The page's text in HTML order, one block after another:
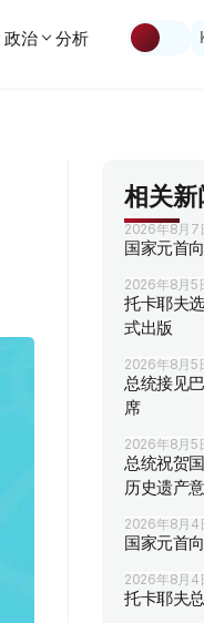
政治 分析
相关新
2026年8月7
国家元首
2026年8月5
托卡耶夫
式出版
2026年8月5
总统接见
席
2026年8月5
总统祝贺
历史遗产
2026年8月4
国家元首
2026年8月4
托卡耶夫